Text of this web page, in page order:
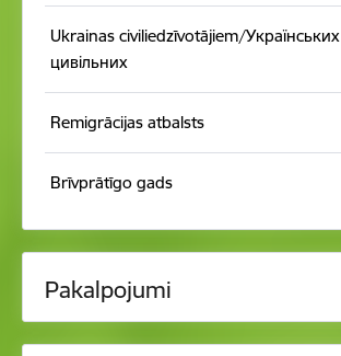
Ukrainas civiliedzīvotājiem/Українських
цивільних
Remigrācijas atbalsts
Brīvprātīgo gads
Pakalpojumi